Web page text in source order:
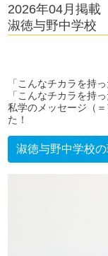
2026年04月掲載
淑徳与野中学校
「こんなチカラを持
「こんなチカラを持
私学のメッセージ（
た！
淑徳与野中学校